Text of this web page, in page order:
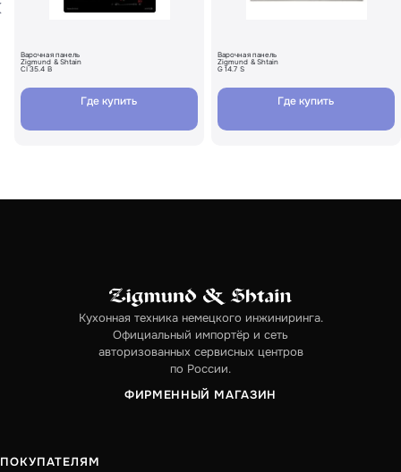
Варочная панель
Zigmund & Shtain
CI 35.4 B
Где купить
Варочная панель
Zigmund & Shtain
G 14.7 S
Где купить
Кухонная техника немецкого инжиниринга.
Официальный импортёр и сеть
авторизованных сервисных центров
по России.
ФИРМЕННЫЙ МАГАЗИН
ПОКУПАТЕЛЯМ